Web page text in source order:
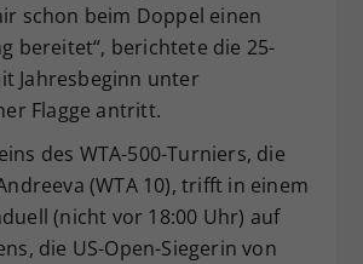
schon beim Doppel einen
bereitet“, berichtete die 25-
Jahresbeginn unter
Flagge antritt.
des WTA-500-Turniers, die
(WTA 10), trifft in einem
(nicht vor 18:00 Uhr) auf
die US-Open-Siegerin von